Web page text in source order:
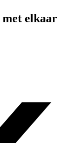
met elkaar